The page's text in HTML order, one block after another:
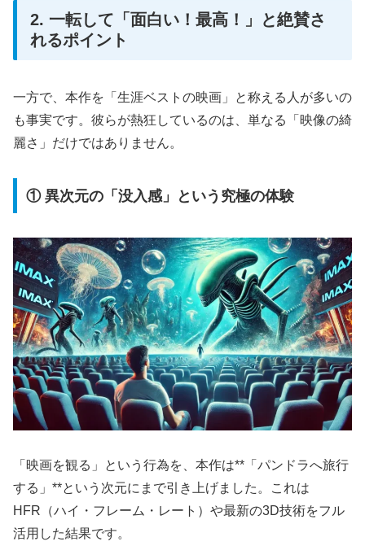
2. 一転して「面白い！最高！」と絶賛さ
れるポイント
一方で、本作を「生涯ベストの映画」と称える人が多いの
も事実です。彼らが熱狂しているのは、単なる「映像の綺
麗さ」だけではありません。
① 異次元の「没入感」という究極の体験
「映画を観る」という行為を、本作は**「パンドラへ旅行
する」**という次元にまで引き上げました。これは
HFR（ハイ・フレーム・レート）や最新の3D技術をフル
活用した結果です。